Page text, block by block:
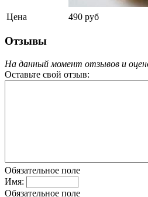
Цена 490 руб
Отзывы
На данный момент отзывов и
Оставьте свой отзыв:
Обязательное поле
Имя:
Обязательное поле